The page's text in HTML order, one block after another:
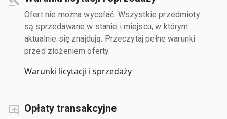
Ofert nie można wycofać. Wszystkie przedmioty
są sprzedawane w stanie i miejscu, w którym
aktualnie się znajdują. Przeczytaj pełne warunki
przed złożeniem oferty.
Warunki licytacji i sprzedaży
Opłaty transakcyjne